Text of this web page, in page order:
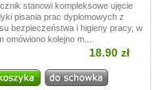
w dniach od13.07.
stanowi kompleksowe ujęcie
pisania prac dyplomowych z
bezpieczeństwa i higieny pracy, w
omówiono kolejno m....
18.90 zł